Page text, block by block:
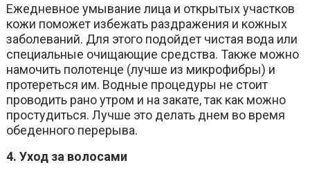
Ежедневное умывание лица и открытых участков
кожи поможет избежать раздражения и кожных
заболеваний. Для этого подойдет чистая вода или
специальные очищающие средства. Также можно
намочить полотенце (лучше из микрофибры) и
протереться им. Водные процедуры не стоит
проводить рано утром и на закате, так как можно
простудиться. Лучше это делать днем во время
обеденного перерыва.
4. Уход за волосами